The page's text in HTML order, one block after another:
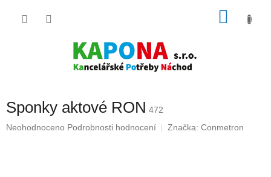
Sponky aktové RON 472
Průměrné
Neohodnoceno Podrobnosti hodnocení Značka: Conmetron